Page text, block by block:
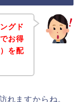
グド
お得
を配
れますからね。